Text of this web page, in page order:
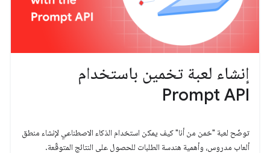
إنشاء لعبة تخمين باستخدام
Prompt API
توضّح لعبة "خمن من أنا" كيف يمكن استخدام الذكاء الاصطناعي لإنشاء منطق
ألعاب مدروس، وأهمية هندسة الطلبات للحصول على النتائج المتوقّعة.